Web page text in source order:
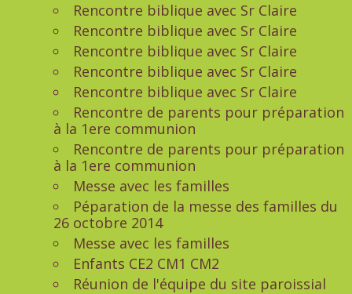
Rencontre biblique avec Sr Claire
Rencontre biblique avec Sr Claire
Rencontre biblique avec Sr Claire
Rencontre biblique avec Sr Claire
Rencontre biblique avec Sr Claire
Rencontre de parents pour préparation
à la 1ere communion
Rencontre de parents pour préparation
à la 1ere communion
Messe avec les familles
Péparation de la messe des familles du
26 octobre 2014
Messe avec les familles
Enfants CE2 CM1 CM2
Réunion de l'équipe du site paroissial